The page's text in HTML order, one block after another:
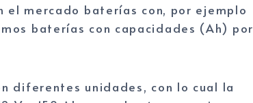
el mercado baterías con, por ejemplo
baterías con capacidades (Ah) por
diferentes unidades, con lo cual la